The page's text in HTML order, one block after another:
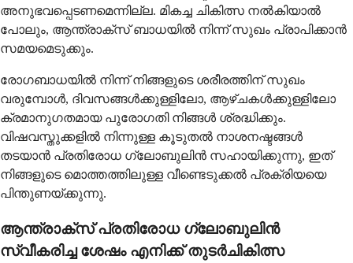
അനുഭവപ്പെടണമെന്നില്ല. മികച്ച ചികിത്സ നൽകിയാൽ
പോലും, ആന്ത്രാക്സ് ബാധയിൽ നിന്ന് സുഖം പ്രാപിക്കാൻ
സമയമെടുക്കും.
രോഗബാധയിൽ നിന്ന് നിങ്ങളുടെ ശരീരത്തിന് സുഖം
വരുമ്പോൾ, ദിവസങ്ങൾക്കുള്ളിലോ, ആഴ്ചകൾക്കുള്ളിലോ
ക്രമാനുഗതമായ പുരോഗതി നിങ്ങൾ ശ്രദ്ധിക്കും.
വിഷവസ്തുക്കളിൽ നിന്നുള്ള കൂടുതൽ നാശനഷ്ടങ്ങൾ
തടയാൻ പ്രതിരോധ ഗ്ലോബുലിൻ സഹായിക്കുന്നു, ഇത്
നിങ്ങളുടെ മൊത്തത്തിലുള്ള വീണ്ടെടുക്കൽ പ്രക്രിയയെ
പിന്തുണയ്ക്കുന്നു.
ആന്ത്രാക്സ് പ്രതിരോധ ഗ്ലോബുലിൻ
സ്വീകരിച്ച ശേഷം എനിക്ക് തുടർചികിത്സ